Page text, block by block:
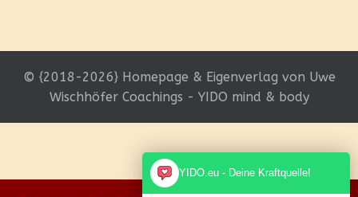
© {2018-2026} Homepage & Eigenverlag von Uwe
Wischhöfer Coachings - YIDO mind & body
YIDO.eu - Deine Kraftquelle!